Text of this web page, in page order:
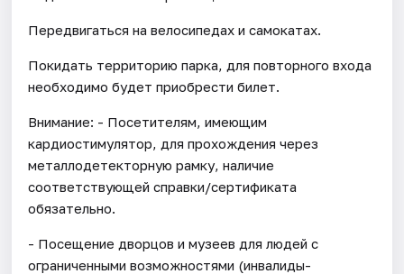
Передвигаться на велосипедах и самокатах.
Покидать территорию парка, для повторного входа
необходимо будет приобрести билет.
Внимание: - Посетителям, имеющим
кардиостимулятор, для прохождения через
металлодетекторную рамку, наличие
соответствующей справки/сертификата
обязательно.
- Посещение дворцов и музеев для людей с
ограниченными возможностями (инвалиды-